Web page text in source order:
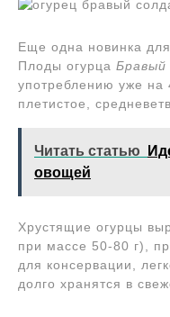
Еще одна новинка
Плоды огурца Бравый
употреблению уже на
плетистое,
Читать статью
овощей
Хрустящие огурцы
при массе 50-80 г),
для консервации,
долго хранятся в